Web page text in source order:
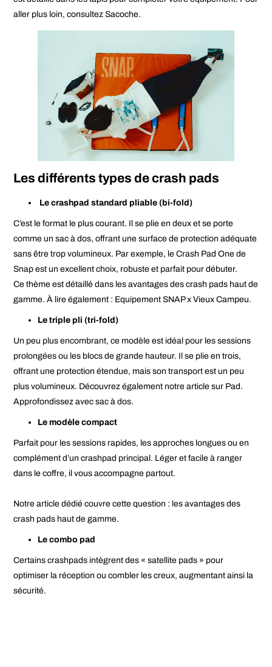
aller plus loin, consultezSacoche.
Les différents types de crash pads
Le crashpad standard pliable (bi-fold)
C’est le format le plus courant. Il se plie en deux et se porte
comme un sac à dos, offrant une surface de protection adéquate
sans être trop volumineux. Par exemple, leCrash Pad One de
Snap est un excellent choix, robuste et parfait pour débuter.
Ce thème est détaillé dans les avantages des crash pads haut de
gamme. À lire également : Equipement SNAP x Vieux Campeu.
Le triple pli (tri-fold)
Un peu plus encombrant, ce modèle est idéal pour les sessions
prolongées ou les blocs de grande hauteur. Il se plie en trois,
offrant une protection étendue, mais son transport est un peu
plus volumineux. Découvrez également notre article sur Pad .
Approfondissez avecsac à dos.
Le modèle compact
Parfait pour les sessions rapides, les approches longues ou en
complément d’un crashpad principal. Léger et facile à ranger
dans le coffre, il vous accompagne partout.
Notre article dédié couvre cette question : les avantages des
crash pads haut de gamme.
Le combo pad
Certains crashpads intègrent des « satellite pads » pour
optimiser la réception ou combler les creux, augmentant ainsi la
sécurité.